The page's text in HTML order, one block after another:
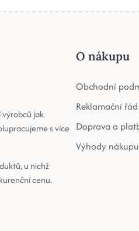
výrobců jak
s více
u nichž
cenu.
O nákupu
Obchodní
Reklamační řád
Doprava a
Výhody nákupu